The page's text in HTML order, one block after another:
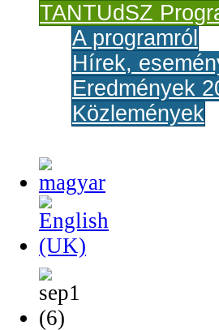
TANTUdSZ
A programról
Hírek,
Eredmények
Közlemények